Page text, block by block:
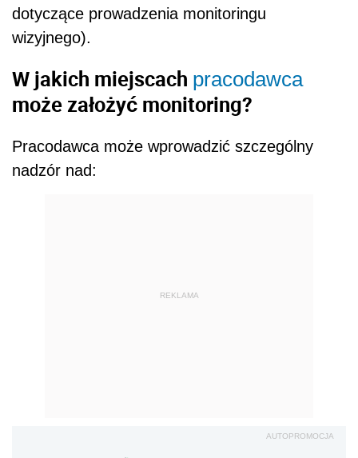
dotyczące prowadzenia monitoringu
wizyjnego).
W jakich miejscach pracodawca
może założyć monitoring?
Pracodawca może wprowadzić szczególny
nadzór nad:
REKLAMA
AUTOPROMOCJA